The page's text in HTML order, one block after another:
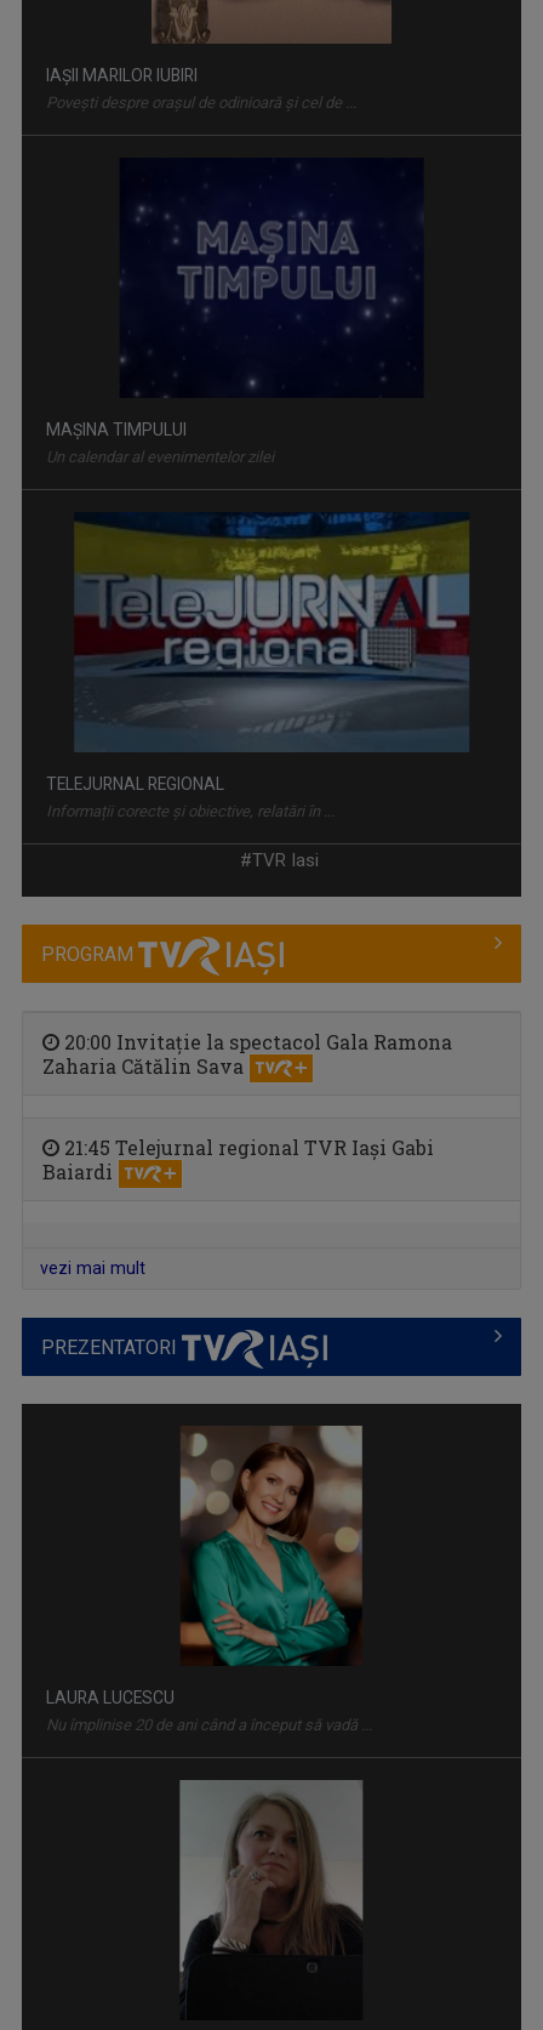
MAŞINA TIMPULUI
Un calendar al evenimentelor zilei
TELEJURNAL REGIONAL
Informații corecte și obiective, relatări în ...
RACORD
Eseu cinematografic. Propune o viziune ...
CĂLĂTORIE CU GUST
SPAȚIUL DECIZILOR
Dezbatere politică la care participă ...
Emisiune cu specific sportiv, care abordează ...
#TVR Iasi
PROGRAM
20:00 Invitație la spectacol Gala Ramona
Zaharia Cătălin Sava
21:45 Telejurnal regional TVR Iași Gabi
Baiardi
vezi mai mult
PREZENTATORI
LAURA LUCESCU
Nu împlinise 20 de ani când a început să vadă ...
VIOLETA GORGOS
Are 30 de ani de experiență în realizarea de ...